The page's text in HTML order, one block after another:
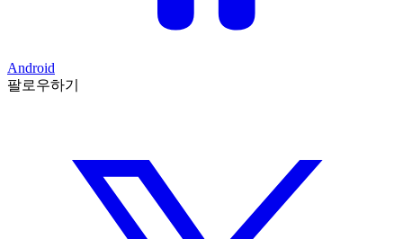
Android
팔로우하기